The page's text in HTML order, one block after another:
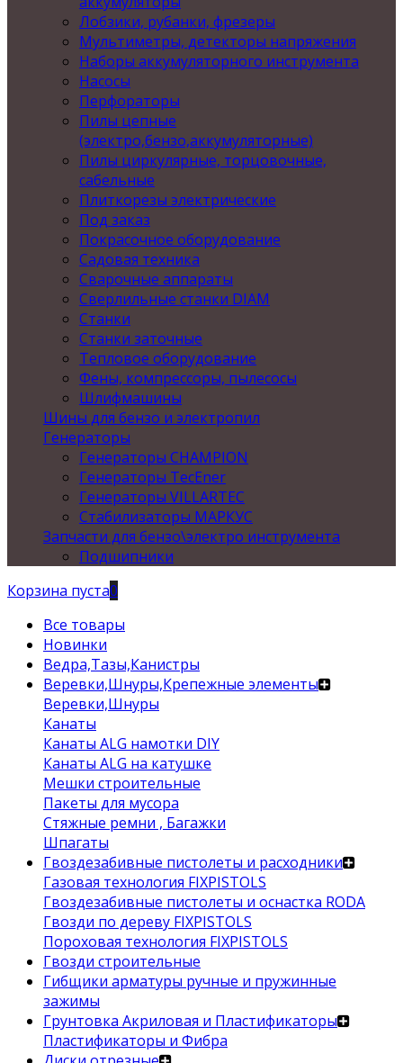
Лобзики, рубанки, фрезеры
Мультиметры, детекторы напряжения
Наборы аккумуляторного инструмента
Насосы
Перфораторы
Пилы цепные
(электро,бензо,аккумуляторные)
Пилы циркулярные, торцовочные,
сабельные
Плиткорезы электрические
Под заказ
Покрасочное оборудование
Садовая техника
Сварочные аппараты
Сверлильные станки DIAM
Станки
Станки заточные
Тепловое оборудование
Фены, компрессоры, пылесосы
Шлифмашины
Шины для бензо и электропил
Генераторы
Генераторы CHAMPION
Генераторы TecEner
Генераторы VILLARTEC
Стабилизаторы МАРКУС
Запчасти для бензо\электро инструмента
Подшипники
Корзина пуста0
Все товары
Новинки
Ведра,Тазы,Канистры
Веревки,Шнуры,Крепежные элементы
Веревки,Шнуры
Канаты
Канаты ALG намотки DIY
Канаты ALG на катушке
Мешки строительные
Пакеты для мусора
Стяжные ремни , Багажки
Шпагаты
Гвоздезабивные пистолеты и расходники
Газовая технология FIXPISTOLS
Гвоздезабивные пистолеты и оснастка RODA
Гвозди по дереву FIXPISTOLS
Пороховая технология FIXPISTOLS
Гвозди строительные
Гибщики арматуры ручные и пружинные
зажимы
Грунтовка Акриловая и Пластификаторы
Пластификаторы и Фибра